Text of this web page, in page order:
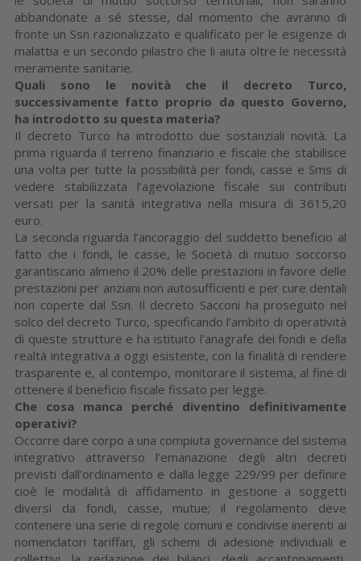
abbandonate a sé stesse, dal momento che avranno di
fronte un Ssn razionalizzato e qualificato per le esigenze di
malattia e un secondo pilastro che li aiuta oltre le necessità
meramente sanitarie.
Quali sono le novità che il decreto Turco,
successivamente fatto proprio da questo Governo,
ha introdotto su questa materia?
Il decreto Turco ha introdotto due sostanziali novità. La
prima riguarda il terreno finanziario e fiscale che stabilisce
una volta per tutte la possibilità per fondi, casse e Sms di
vedere stabilizzata l’agevolazione fiscale sui contributi
versati per la sanità integrativa nella misura di 3615,20
euro.
La seconda riguarda l’ancoraggio del suddetto beneficio al
fatto che i fondi, le casse, le Società di mutuo soccorso
garantiscano almeno il 20% delle prestazioni in favore delle
prestazioni per anziani non autosufficienti e per cure dentali
non coperte dal Ssn. Il decreto Sacconi ha proseguito nel
solco del decreto Turco, specificando l’ambito di operatività
di queste strutture e ha istituito l’anagrafe dei fondi e della
realtà integrativa a oggi esistente, con la finalità di rendere
trasparente e, al contempo, monitorare il sistema, al fine di
ottenere il beneficio fiscale fissato per legge.
Che cosa manca perché diventino definitivamente
operativi?
Occorre dare corpo a una compiuta governance del sistema
integrativo attraverso l’emanazione degli altri decreti
previsti dall’ordinamento e dalla legge 229/99 per definire
cioè le modalità di affidamento in gestione a soggetti
diversi da fondi, casse, mutue; il regolamento deve
contenere una serie di regole comuni e condivise inerenti ai
nomenclatori tariffari, gli schemi di adesione individuali e